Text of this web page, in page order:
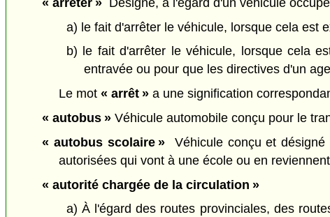
a) le fait d'arrêter le véhicule, lorsque cela est
b) le fait d'arrêter le véhicule, lorsque cela
entravée ou pour que les directives d'un
Le mot« arrêt » a une signification
« autobus »Véhicule automobile conçu pour le
« autobus scolaire »Véhicule conçu et désigné
autorisées qui vont à une école ou en
« autorité chargée de la circulation »
a) À l'égard des routes provinciales, des